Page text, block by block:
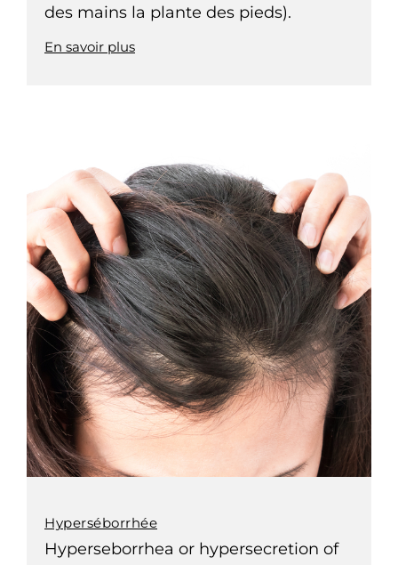
des mains la plante des pieds).
En savoir plus
Hyperséborrhée
Hyperseborrhea or hypersecretion of